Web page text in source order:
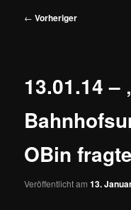
Beitragsnavigation
← Vorheriger
13.01.14 –
OBin
Veröffentlicht am13.